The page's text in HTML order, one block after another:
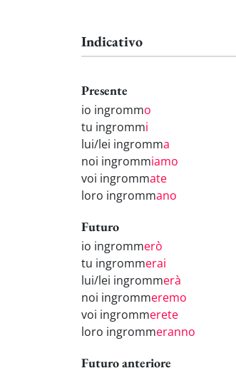
Indicativo
Presente
io ingrommo
tu ingrommi
lui/lei ingromma
noi ingrommiamo
voi ingrommate
loro ingrommano
Futuro
io ingrommerò
tu ingrommerai
lui/lei ingrommerà
noi ingrommeremo
voi ingrommerete
loro ingrommeranno
Futuro anteriore